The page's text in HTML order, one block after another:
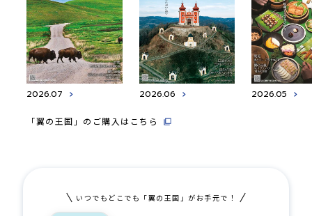
2026.07 2026.06 2026.05
「翼の王国」のご購入はこちら
いつでもどこでも「翼の王国」がお手元で！